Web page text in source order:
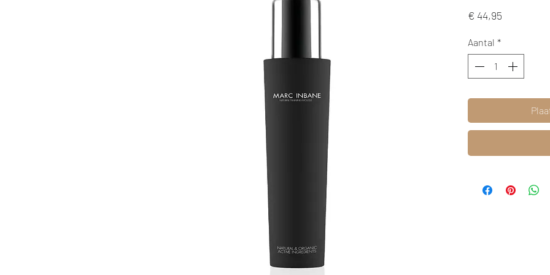
€ 44,95
Aantal *